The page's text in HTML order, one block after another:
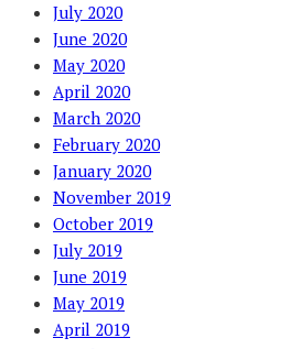
July 2020
June 2020
May 2020
April 2020
March 2020
February 2020
January 2020
November 2019
October 2019
July 2019
June 2019
May 2019
April 2019